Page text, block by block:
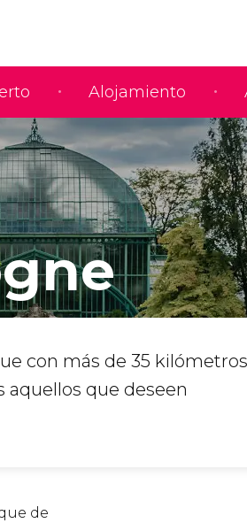
Alojamiento
con más de 35 kilómetros
aquellos que deseen
de